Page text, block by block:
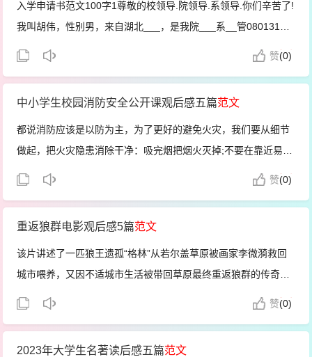
入学申请书范文100字1尊敬的校领导.院领导.系领导.你们辛苦了!
我叫胡伟，性别男，来自湖北___，是我院___系__管080131班
的一名学生。因入学时写的服从调剂将专业给错调了，在入学半
赞(0)
中小学生校园消防安全公开课观后感五篇范文
都说消防应该是以防为主，为了更好的避免火灾，我们要从细节
做起，把火灾隐患消除干净：吸完烟把烟火灭掉;不要在靠近易燃
烧物的地方放鞭炮;正确用电、用气……小编在这里给大家带来中
赞(0)
重返狼群电影观后感5篇范文
该片讲述了一匹狼王遗孤“格林”从若尔盖草原被画家李微漪救回
城市喂养，又因不适城市生活被带回草原最终重返狼群的传奇故
事下面给大家带来一些关于重返狼群电影观后感，希望对你们有
赞(0)
2023年大学生名著读后感五篇范文